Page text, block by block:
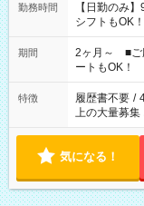
勤務時間
【日勤のみ】9:00～
シフトも
「家族とお休
など、あなた
ーク希望の方
のお仕事の勤
ません
期間
2ヶ月～ ■ご
ートもOK！
特徴 履歴書不要 /
上の大量募集
気になる！